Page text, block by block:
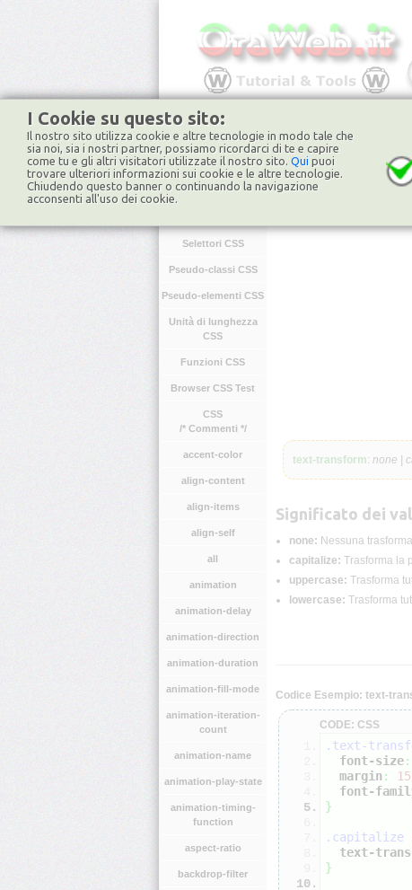
HOME FORUM
CSS
Selettori CSS
Pseudo-classi CSS
Pseudo-elementi CSS
Unità di lunghezza
CSS
Funzioni CSS
Browser CSS Test
CSS
/* Commenti */
accent-color
align-content
align-items
align-self
all
animation
animation-delay
animation-direction
animation-duration
animation-fill-mode
animation-iteration-
count
animation-name
animation-play-state
animation-timing-
function
aspect-ratio
backdrop-filter
text-transform: none |
Significato dei
none: Nessuna
capitalize: Trasforma la
uppercase: Trasforma
lowercase: Trasforma
Codice Esempio: text-
CODE: CSS
.text-
font-size:
margin :
font-
}
.capitalize
text-
}
I Cookie su questo sito:
Il nostro sito utilizza cookie e altre tecnologie in modo tale che
sia noi, sia i nostri partner, possiamo ricordarci di te e capire
come tu e gli altri visitatori utilizzate il nostro sito. Qui puoi
trovare ulteriori informazioni sui cookie e le altre tecnologie.
Chiudendo questo banner o continuando la navigazione
acconsenti all'uso dei cookie.